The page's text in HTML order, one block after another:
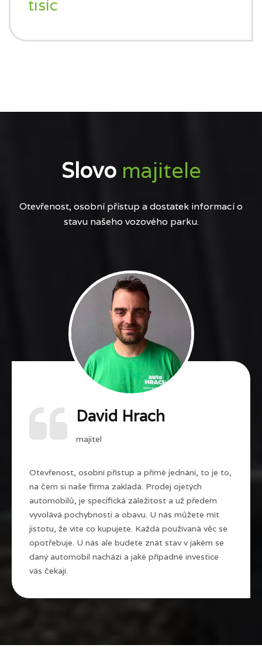
tisíc
Slovo majitele
Otevřenost, osobní přístup a dostatek informací o
stavu našeho vozového parku.
David Hrach
majitel
Otevřenost, osobní přístup a přímé jednání, to je to,
na čem si naše firma zakládá. Prodej ojetých
automobilů, je specifická záležitost a už předem
vyvolává pochybnosti a obavu. U nás můžete mít
jistotu, že víte co kupujete. Každá používaná věc se
opotřebuje. U nás ale budete znát stav v jakém se
daný automobil nachází a jaké případné investice
vás čekají.